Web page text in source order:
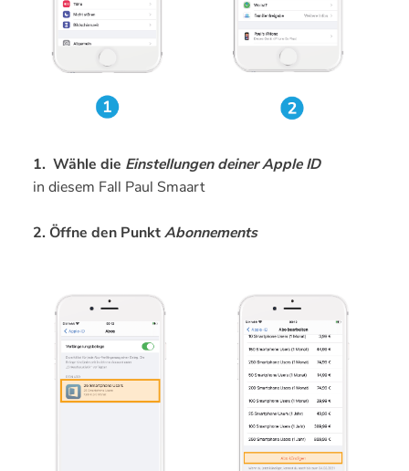
1. Wähle die Einstellungen deiner Apple ID
in diesem Fall Paul Smaart
2. Öffne den PunktAbonnements